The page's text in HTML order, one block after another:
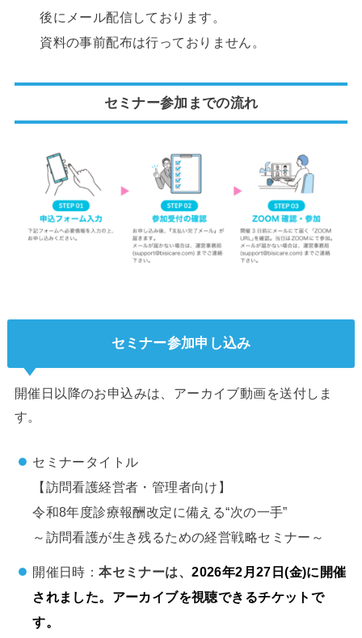
後にメール配信しております。
資料の事前配布は行っておりません。
セミナー参加までの流れ
セミナー参加申し込み
開催日以降のお申込みは、アーカイブ動画を送付しま
す。
セミナータイトル
【訪問看護経営者・管理者向け】
令和8年度診療報酬改定に備える“次の一手”
～訪問看護が生き残るための経営戦略セミナー～
開催日時：本セミナーは、2026年2月27日(金)に開催
されました。アーカイブを視聴できるチケットで
す。